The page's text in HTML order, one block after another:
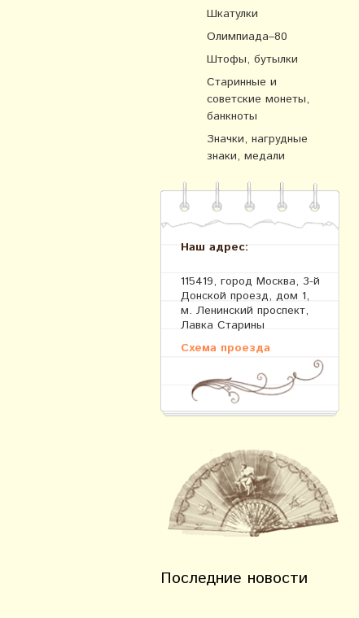
Шкатулки
Олимпиада–80
Штофы, бутылки
Старинные и
советские монеты,
банкноты
Значки, нагрудные
знаки, медали
Наш адрес:
115419, город Москва, 3-й
Донской проезд, дом 1,
м. Ленинский проспект,
Лавка Старины
Схема проезда
Последние новости